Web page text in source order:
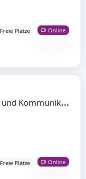
Freie Plätze Online
„
Der Krisenlotse“: 1.Folge - Krise und Kommunikation mit Antonia Rados
Freie Plätze Online